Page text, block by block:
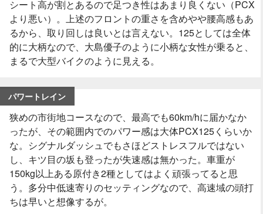
シート高が割とあるので足つき性はあまり良くない（PCX
より悪い）。上述のフロントの重さを含めやや腰高感もあ
るから、取り回しは良いとは言えない。125としては全体
的に大柄なので、大島優子のように小柄な女性が乗ると、
まるで大型バイクのように見える。
パワートレイン
狭めの市街地コースなので、最高でも60km/hに届かなか
ったが、その範囲内でのパワー感は大体PCX125くらいか
な。シグナルダッシュでもさほどストレスフルではない
し、キツ目の坂も登ったが失速感は無かった。車重が
150kg以上ある原付き2種としてはよく頑張ってると思
う。多分中低速寄りのセッティングなので、高速域の頭打
ちは早いと想像するが。